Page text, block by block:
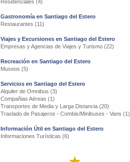
Residenciales (4)
Gastronomía en Santiago del Estero
Restaurantes (11)
Viajes y Excursiones en Santiago del Estero
Empresas y Agencias de Viajes y Turismo (22)
Recreación en Santiago del Estero
Museos (5)
Servicios en Santiago del Estero
Alquiler de Omnibus (3)
Compañias Aéreas (1)
Transportes de Media y Larga Distancia (20)
Traslado de Pasajeros - Combis/Minibuses - Vans (1)
Información Útil en Santiago del Estero
Informaciones Turísticas (6)